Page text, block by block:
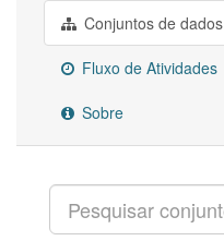
Conjuntos de dados
Fluxo de Atividades
Sobre